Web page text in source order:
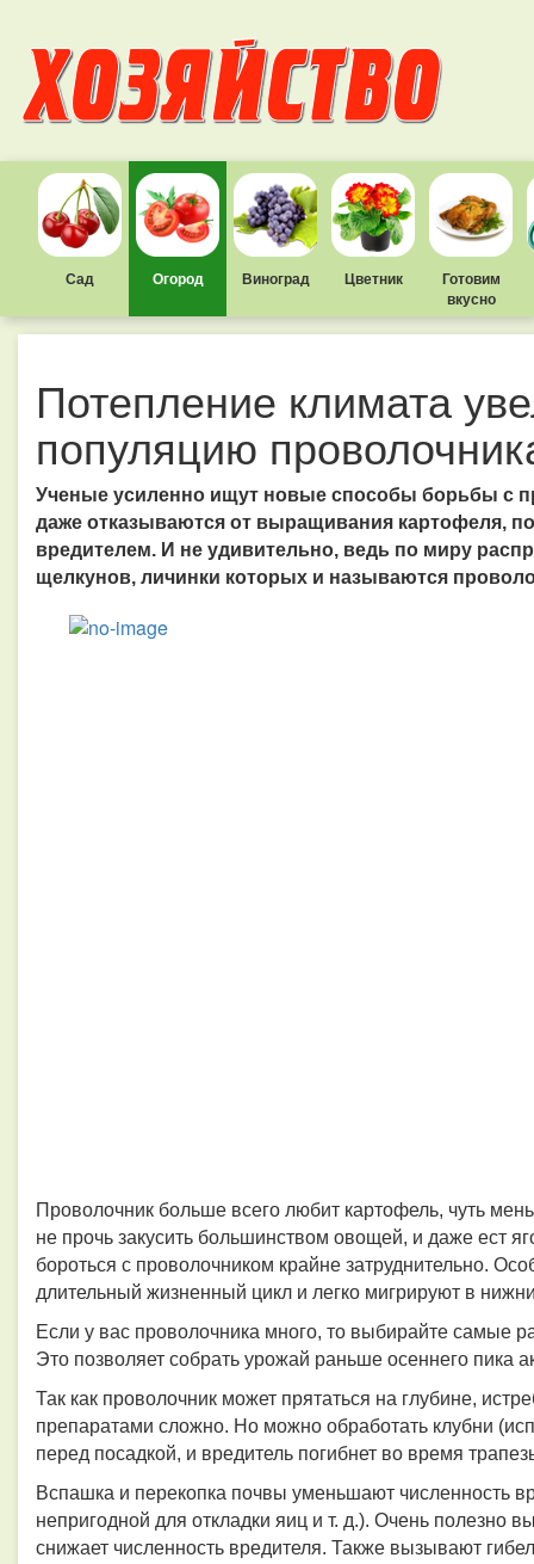
Сад Огород Виноград Цветник
Готовим
вкусно
Потепление климата
популяцию
Ученые усиленно ищут новые способы борьбы с
даже отказываются от выращивания картофеля,
вредителем. И не удивительно, ведь по миру
щелкунов, личинки которых и называются
Проволочник больше всего любит картофель, чуть
не прочь закусить большинством овощей, и даже ест
бороться с проволочником крайне затруднительно.
длительный жизненный цикл и легко мигрируют в
Если у вас проволочника много, то выбирайте самые
Это позволяет собрать урожай раньше осеннего пика
Так как проволочник может прятаться на глубине,
препаратами сложно. Но можно обработать клубни
перед посадкой, и вредитель погибнет во время
Вспашка и перекопка почвы уменьшают численность
непригодной для откладки яиц и т. д.). Очень полезно
снижает численность вредителя. Также вызывают